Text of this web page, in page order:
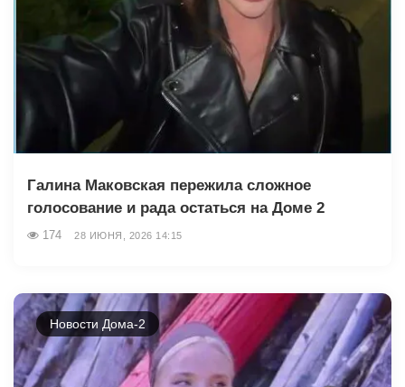
Галина Маковская пережила сложное
голосование и рада остаться на Доме 2
174 28 ИЮНЯ, 2026 14:15
Новости Дома-2